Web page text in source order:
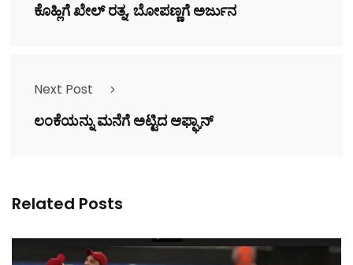
ಕೊಹ್ಲಿಗೆ ಖೇಲ್ ರತ್ನ, ಬೋಪಣ್ಣಗೆ ಅರ್ಜುನ
Next Post
ಲಂಕೆಯನ್ನು ಮನೆಗೆ ಅಟ್ಟಿದ ಆಫ್ಘಾನ್
Related Posts